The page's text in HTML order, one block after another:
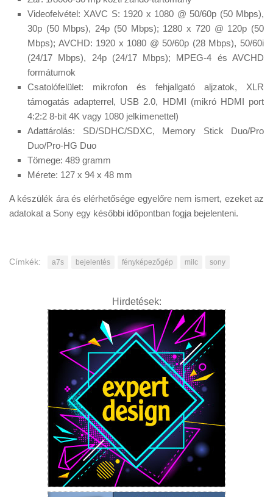
Videofelvétel: XAVC S: 1920 x 1080 @ 50/60p (50 Mbps),
30p (50 Mbps), 24p (50 Mbps); 1280 x 720 @ 120p (50
Mbps); AVCHD: 1920 x 1080 @ 50/60p (28 Mbps), 50/60i
(24/17 Mbps), 24p (24/17 Mbps); MPEG-4 és AVCHD
formátumok
Csatolófelület: mikrofon és fehjallgató aljzatok, XLR
támogatás adapterrel, USB 2.0, HDMI (mikró HDMI port
4:2:2 8-bit 4K vagy 1080 jelkimenettel)
Adattárolás: SD/SDHC/SDXC, Memory Stick Duo/Pro
Duo/Pro-HG Duo
Tömege: 489 gramm
Mérete: 127 x 94 x 48 mm
A készülék ára és elérhetősége egyelőre nem ismert, ezeket az
adatokat a Sony egy későbbi időpontban fogja bejelenteni.
Címkék: a7s bejelentés fényképezőgép milc sony
Hirdetések: